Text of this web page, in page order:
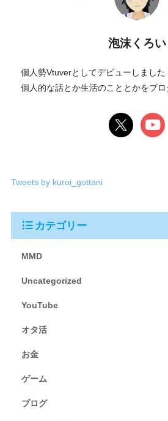
泡沫くろい
個人勢Vtuverとしてデビューしまし
個人的な話とか生活のこととかをブ
Tweets by kuroi_gottani
カテゴリー
MMD
Uncategorized
YouTube
オタ活
お金
ゲーム
ブログ